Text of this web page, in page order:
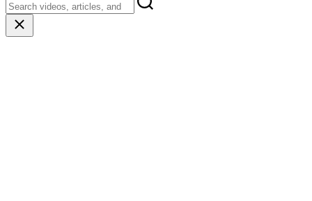
Close
search